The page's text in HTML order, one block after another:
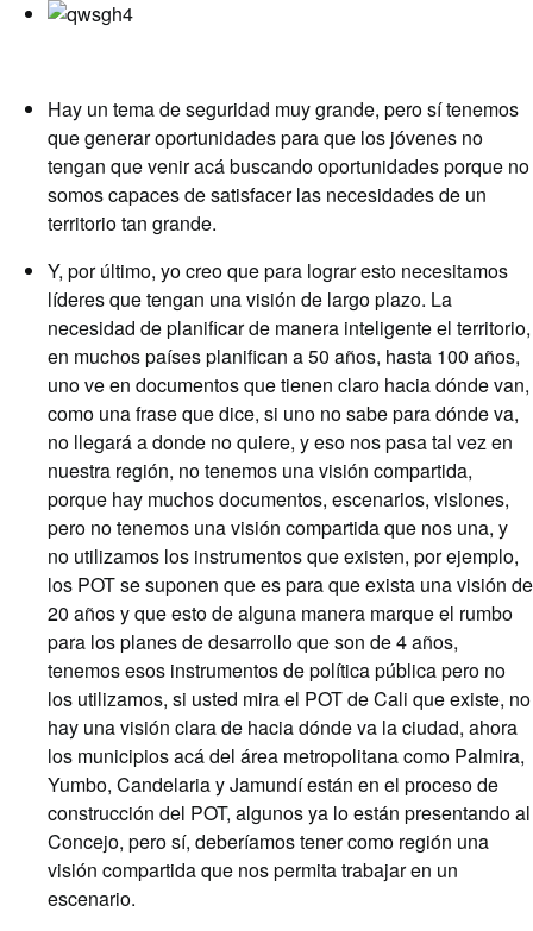
Hay un tema de seguridad muy grande, pero sí tenemos
que generar oportunidades para que los jóvenes no
tengan que venir acá buscando oportunidades porque no
somos capaces de satisfacer las necesidades de un
territorio tan grande.
Y, por último, yo creo que para lograr esto necesitamos
líderes que tengan una visión de largo plazo. La
necesidad de planificar de manera inteligente el territorio,
en muchos países planifican a 50 años, hasta 100 años,
uno ve en documentos que tienen claro hacia dónde van,
como una frase que dice, si uno no sabe para dónde va,
no llegará a donde no quiere, y eso nos pasa tal vez en
nuestra región, no tenemos una visión compartida,
porque hay muchos documentos, escenarios, visiones,
pero no tenemos una visión compartida que nos una, y
no utilizamos los instrumentos que existen, por ejemplo,
los POT se suponen que es para que exista una visión de
20 años y que esto de alguna manera marque el rumbo
para los planes de desarrollo que son de 4 años,
tenemos esos instrumentos de política pública pero no
los utilizamos, si usted mira el POT de Cali que existe, no
hay una visión clara de hacia dónde va la ciudad, ahora
los municipios acá del área metropolitana como Palmira,
Yumbo, Candelaria y Jamundí están en el proceso de
construcción del POT, algunos ya lo están presentando al
Concejo, pero sí, deberíamos tener como región una
visión compartida que nos permita trabajar en un
escenario.